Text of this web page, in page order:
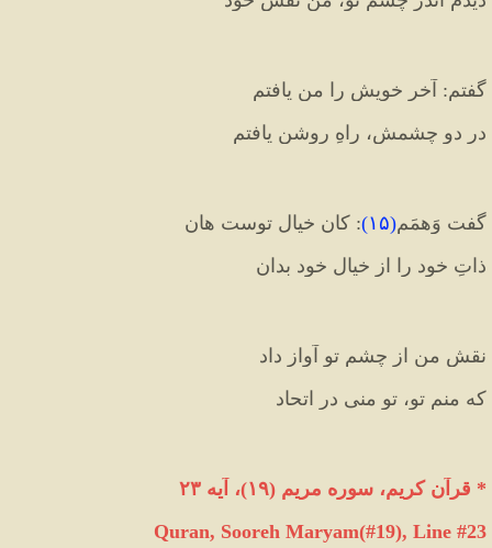
گفتم: آخر خویش را من یافتم
در دو چشمش، راهِ روشن یافتم
گفت وَهمَم(۱۵): کان خیالِ توست هان
ذاتِ خود را از خیالِ خود بدان
نقش من از چشم تو آواز داد
که منم تو، تو منی در اتحاد
* قرآن کریم، سوره مريم (۱۹)، آیه ۲۳
Quran, Sooreh Maryam(#19), Line #23